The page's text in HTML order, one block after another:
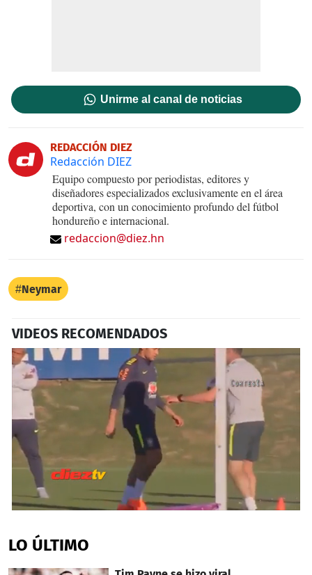
Unirme al canal de noticias
REDACCIÓN DIEZ
Redacción DIEZ
Equipo compuesto por periodistas, editores y
diseñadores especializados exclusivamente en el área
deportiva, con un conocimiento profundo del fútbol
hondureño e internacional.
redaccion@diez.hn
Neymar
VIDEOS RECOMENDADOS
of
1
32
LO ÚLTIMO